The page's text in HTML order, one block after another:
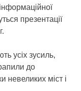
презентації
усіх зусиль,
до
невеликих міст і